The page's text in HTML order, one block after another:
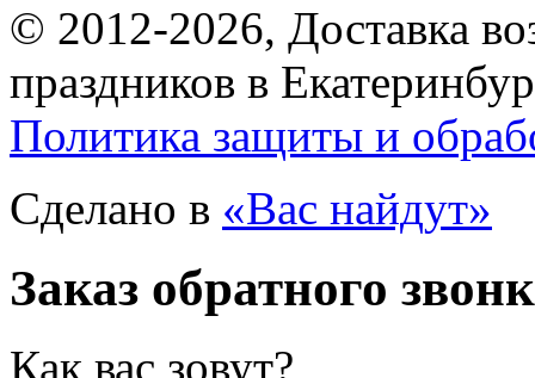
© 2012-2026, Доставка
праздников в
Политика защиты и
Сделано в «Вас найдут»
Заказ обратного
Как вас зовут?